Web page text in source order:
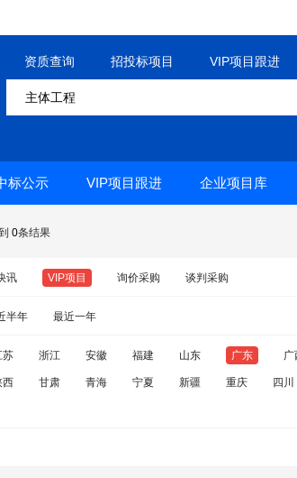
资质查询 招投标项目 VIP项目跟进
标公示 VIP项目跟进 企业项目库
0条结果
讯 VIP项目 询价采购 谈判采购
半年 最近一年
苏 浙江 安徽 福建 山东 广东 广
西 甘肃 青海 宁夏 新疆 重庆 四川